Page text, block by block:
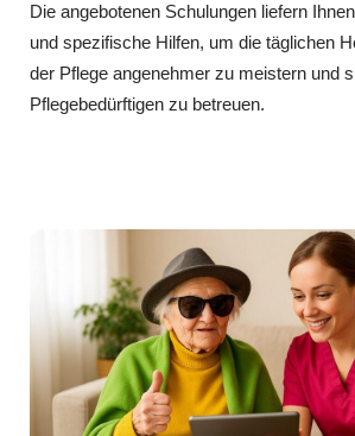
Die angebotenen Schulungen liefern
und spezifische Hilfen, um die täglichen
der Pflege angenehmer zu meistern und
Pflegebedürftigen zu betreuen.